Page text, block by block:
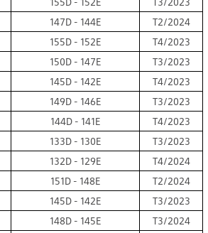
147D - 144E
T2/2024
155D - 152E
T4/2023
150D - 147E
T3/2023
145D - 142E
T4/2023
149D - 146E
T3/2023
144D - 141E
T4/2023
133D - 130E
T3/2023
132D - 129E
T4/2024
151D - 148E
T2/2024
145D - 142E
T3/2023
148D - 145E
T3/2024